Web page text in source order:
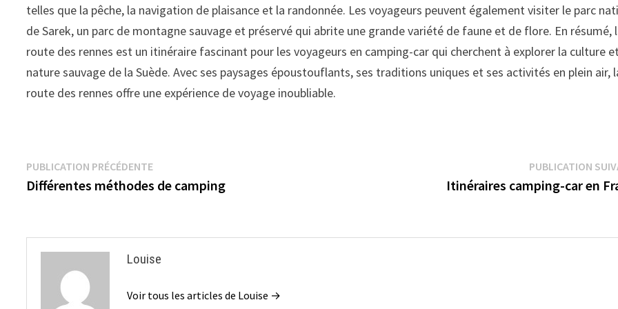
telles que la pêche, la navigation de plaisance et la randonnée. Les voyageurs peuvent également visiter le parc
de Sarek, un parc de montagne sauvage et préservé qui abrite une grande variété de faune et de flore. En résumé,
route des rennes est un itinéraire fascinant pour les voyageurs en camping-car qui cherchent à explorer la culture
nature sauvage de la Suède. Avec ses paysages époustouflants, ses traditions uniques et ses activités en plein air,
route des rennes offre une expérience de voyage inoubliable.
Navigation
de
PUBLICATION PRÉCÉDENTEPublication
précédente :
Différentes méthodes de camping
PUBLICATION
Itinéraires camping-car en
Louise
Voir tous les articles de Louise →